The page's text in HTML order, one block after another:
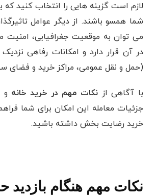
لازم است گزینه هایی را انتخاب کنید که
شما همسو باشند. از دیگر عوامل
می توان به موقعیت جغرافیایی،
در آن قرار دارد و امکانات رفاهی
(حمل و نقل عمومی، مراکز خرید و فضای
با آگاهی از نکات مهم در خرید خانه و
جزئیات معامله این امکان برای شما
خرید رضایت بخش داشته باشید.
نکات مهم هنگام بازدید